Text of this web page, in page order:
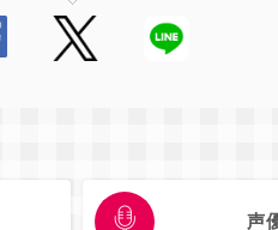
声